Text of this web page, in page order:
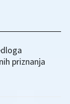
priznanja